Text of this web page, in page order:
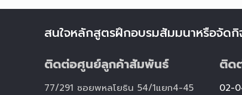
สนใจหลักสูตรฝึกอบรมสัมมนาหรือจัดกิ
ติดต่อศูนย์ลูกค้าสัมพันธ์
77/291 ซอยพหลโยธิน 54/1แยก4-45
ติด
02-